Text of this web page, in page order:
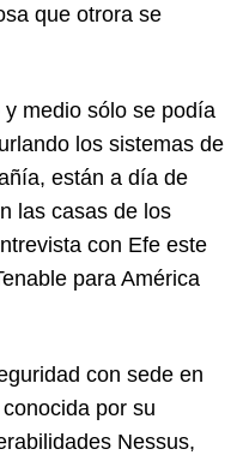
que otrora se
medio sólo se podía
los sistemas de
están a día de
las casas de los
con Efe este
para América
con sede en
por su
Nessus,